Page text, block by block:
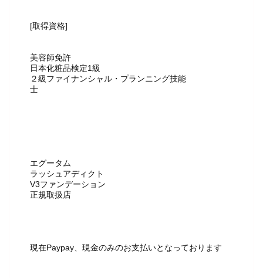
[取得資格]
美容師免許
日本化粧品検定1級
２級ファイナンシャル・プランニング技能
士
エグータム
ラッシュアディクト
V3ファンデーション
正規取扱店
現在Paypay、現金のみのお支払いとなっております